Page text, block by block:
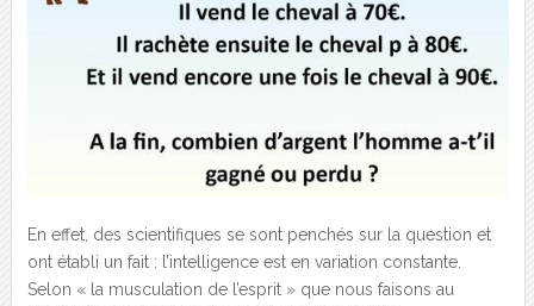
En effet, des scientifiques se sont penchés sur la question et
ont établi un fait : l’intelligence est en variation constante.
Selon « la musculation de l’esprit » que nous faisons au